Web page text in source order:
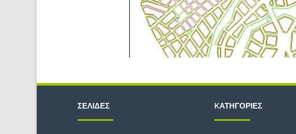
ΣΕΛΊΔΕΣ KΑΤΗΓΟΡΊΕΣ